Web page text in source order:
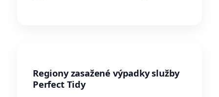
Regiony zasažené výpadky služby
Perfect Tidy